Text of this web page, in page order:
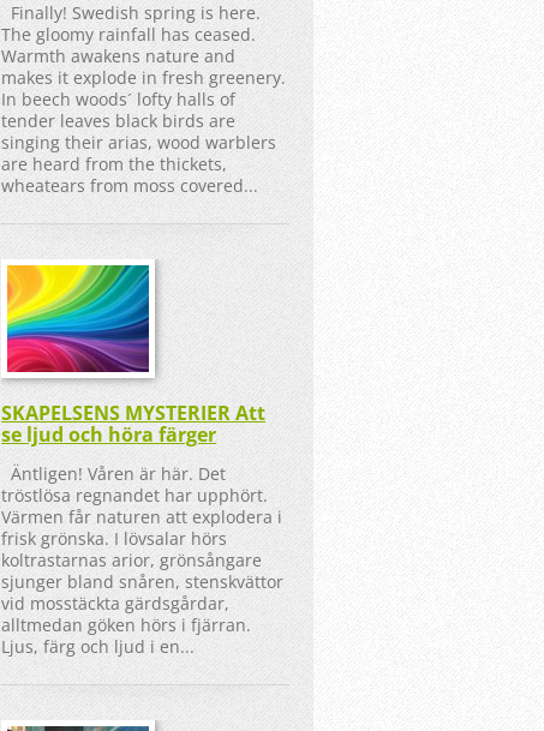
Finally! Swedish spring is here.
The gloomy rainfall has ceased.
Warmth awakens nature and
makes it explode in fresh greenery.
In beech woods´ lofty halls of
tender leaves black birds are
singing their arias, wood warblers
are heard from the thickets,
wheatears from moss covered...
SKAPELSENS MYSTERIER Att
se ljud och höra färger
Äntligen! Våren är här. Det
tröstlösa regnandet har upphört.
Värmen får naturen att explodera i
frisk grönska. I lövsalar hörs
koltrastarnas arior, grönsångare
sjunger bland snåren, stenskvättor
vid mosstäckta gärdsgårdar,
alltmedan göken hörs i fjärran.
Ljus, färg och ljud i en...